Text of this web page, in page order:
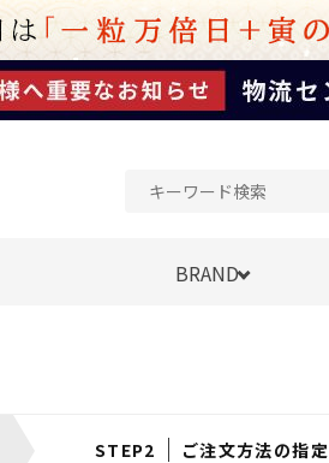
BRAND
ご注文方法の指定